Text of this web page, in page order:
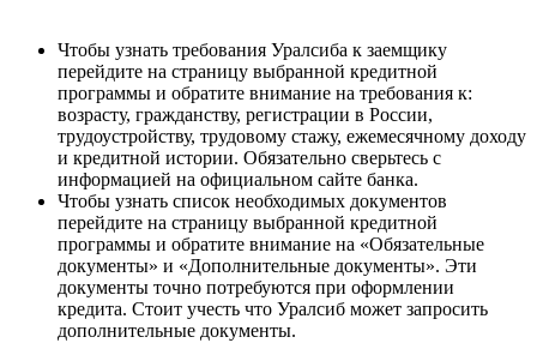
Чтобы узнать требования Уралсиба к заемщику
перейдите на страницу выбранной кредитной
программы и обратите внимание на требования к:
возрасту, гражданству, регистрации в России,
трудоустройству, трудовому стажу, ежемесячному доходу
и кредитной истории. Обязательно сверьтесь с
информацией на официальном сайте банка.
Чтобы узнать список необходимых документов
перейдите на страницу выбранной кредитной
программы и обратите внимание на «Обязательные
документы» и «Дополнительные документы». Эти
документы точно потребуются при оформлении
кредита. Стоит учесть что Уралсиб может запросить
дополнительные документы.